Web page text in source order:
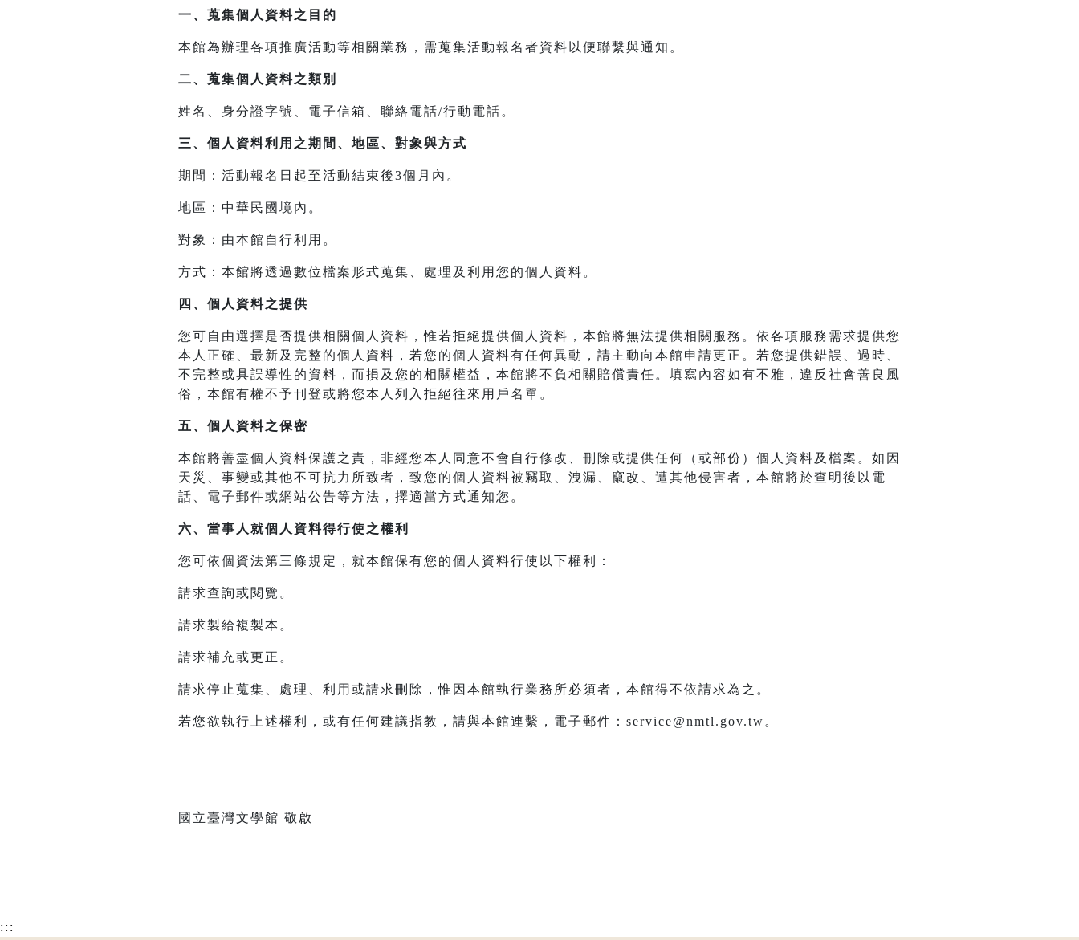
一、 蒐集個人資料之目的
本館為辦理各項推廣活動等相關業務，需蒐集活動報名者資料以便聯繫與通知。
二、 蒐集個人資料之類別
姓名、身分證字號、電子信箱、聯絡電話/行動電話。
三、 個人資料利用之期間、地區、對象與方式
期間：活動報名日起至活動結束後3個月內。
地區：中華民國境內。
對象：由本館自行利用。
方式：本館將透過數位檔案形式蒐集、處理及利用您的個人資料。
四、 個人資料之提供
您可自由選擇是否提供相關個人資料，惟若拒絕提供個人資料，本館將無法提供相關服務。依各項服務需求提供您
本人正確、最新及完整的個人資料，若您的個人資料有任何異動，請主動向本館申請更正。若您提供錯誤、過時、
不完整或具誤導性的資料，而損及您的相關權益，本館將不負相關賠償責任。填寫內容如有不雅，違反社會善良風
俗，本館有權不予刊登或將您本人列入拒絕往來用戶名單。
五、個人資料之保密
本館將善盡個人資料保護之責，非經您本人同意不會自行修改、刪除或提供任何（或部份）個人資料及檔案。如因
天災、事變或其他不可抗力所致者，致您的個人資料被竊取、洩漏、竄改、遭其他侵害者，本館將於查明後以電
話、電子郵件或網站公告等方法，擇適當方式通知您。
六、當事人就個人資料得行使之權利
您可依個資法第三條規定，就本館保有您的個人資料行使以下權利：
請求查詢或閱覽。
請求製給複製本。
請求補充或更正。
請求停止蒐集、處理、利用或請求刪除，惟因本館執行業務所必須者，本館得不依請求為之。
若您欲執行上述權利，或有任何建議指教，請與本館連繫，電子郵件：service@nmtl.gov.tw。
國立臺灣文學館 敬啟
:::